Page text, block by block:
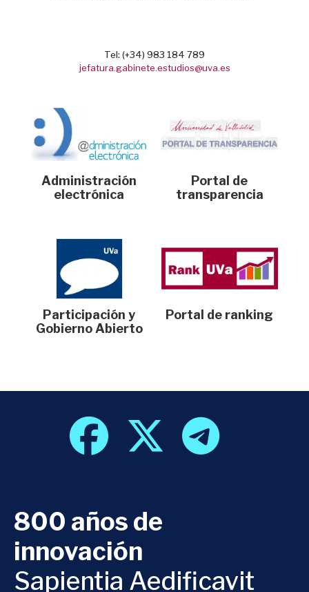
Tel: (+34) 983 184 789
jefatura.gabinete.estudios@uva.es
Administración
electrónica
Portal de
transparencia
Participación y
Gobierno Abierto
Portal de ranking
800 años de
innovación
Sapientia Aedificavit